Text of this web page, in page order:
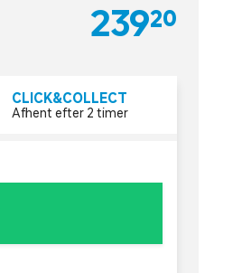
239,20
CLICK&COLLECT
Afhent efter 2 timer